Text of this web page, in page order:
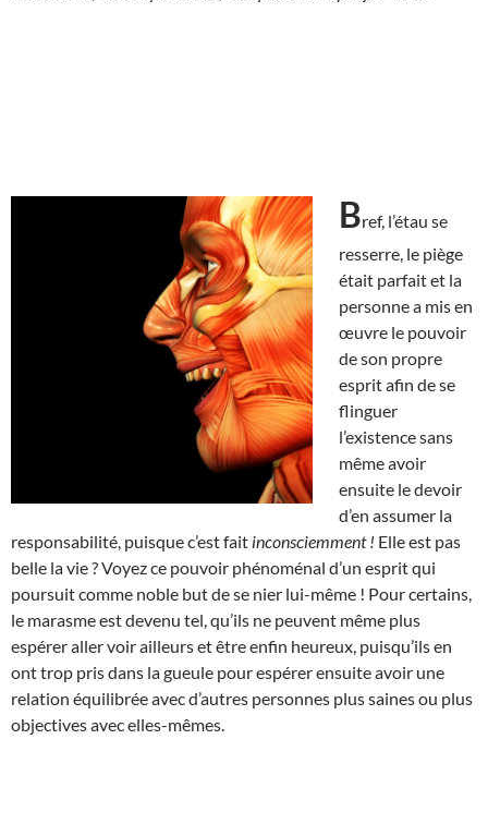
Bref, l’étau se
resserre, le piège
était parfait et la
personne a mis en
œuvre le pouvoir
de son propre
esprit afin de se
flinguer
l’existence sans
même avoir
ensuite le devoir
d’en assumer la
responsabilité, puisque c’est fait inconsciemment ! Elle est pas
belle la vie ? Voyez ce pouvoir phénoménal d’un esprit qui
poursuit comme noble but de se nier lui-même ! Pour certains,
le marasme est devenu tel, qu’ils ne peuvent même plus
espérer aller voir ailleurs et être enfin heureux, puisqu’ils en
ont trop pris dans la gueule pour espérer ensuite avoir une
relation équilibrée avec d’autres personnes plus saines ou plus
objectives avec elles-mêmes.